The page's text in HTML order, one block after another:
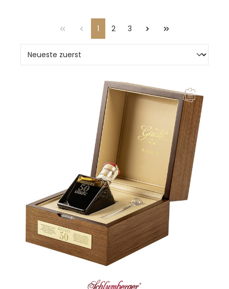
Seite
1 Seite
2 Seite
3